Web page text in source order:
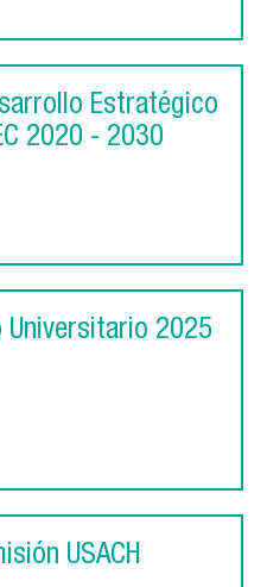
Estratégico
2020 - 2030
Universitario 2025
USACH